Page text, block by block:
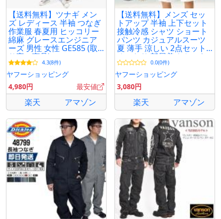
【送料無料】ツナギ メン
ズ レディース 半袖 つなぎ
作業服 春夏用 ヒッコリー
綿麻 グレースエンジニア
ーズ 男性 女性 GE585 (取
り寄せ商品)
4.3(8件)
ヤフーショッピング
4,980円
最安値
楽天 アマゾン
【送料無料】メンズ セッ
トアップ 半袖 上下セット
接触冷感 シャツ ショート
パンツ カジュアルスーツ
夏 薄手 涼しい 2点セット
ゆったり 部屋着 おしゃれ
0.0(0件)
ヤフーショッピング
3,080円
楽天 アマゾン